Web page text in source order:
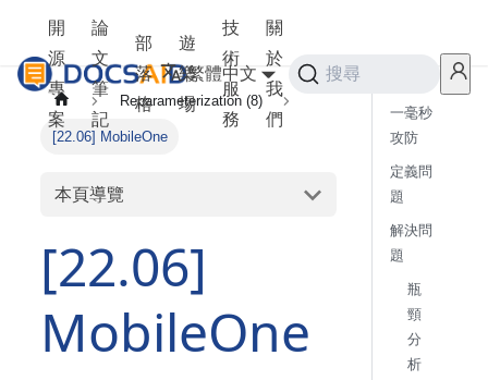
開
源
專
案
論
文
筆
記
部
落
格
遊
樂
場
技
術
服
務
關
於
我
們
繁體中文 搜尋
Reparameterization (8)
[22.06] MobileOne
本頁導覽
[22.06]
MobileOne
一毫秒
攻防
定義問
題
解決問
題
瓶
頸
分
析